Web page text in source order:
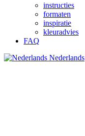
instructies
formaten
inspiratie
kleuradvies
FAQ
Nederlands